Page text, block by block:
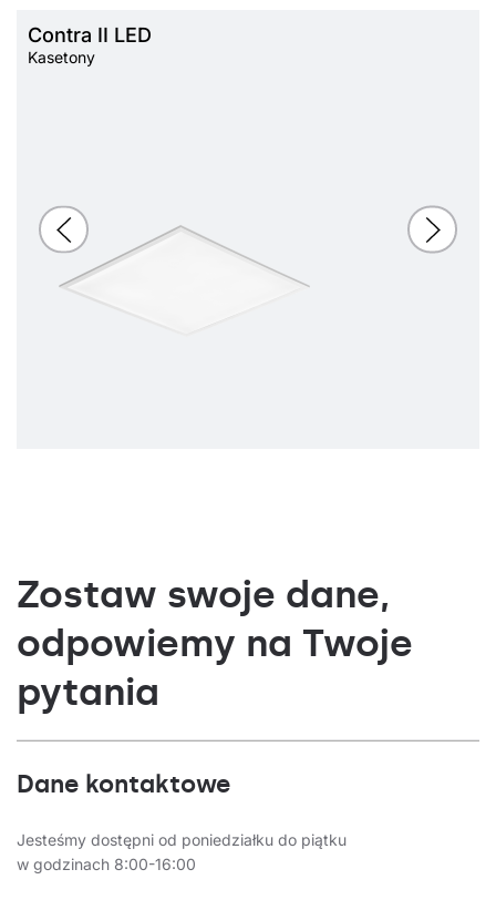
Contra II LED
Kasetony
Zostaw swoje dane,
odpowiemy na Twoje
pytania
Dane kontaktowe
Jesteśmy dostępni od poniedziałku do piątku
w godzinach 8:00-16:00